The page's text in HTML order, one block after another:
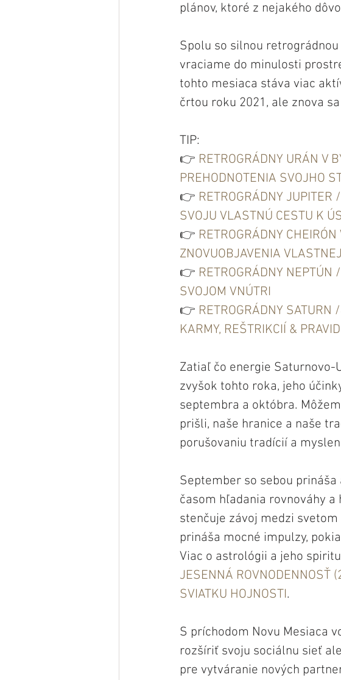
plánov, ktoré z nejakého
Spolu so silnou
vraciame do minulosti
tohto mesiaca stáva viac
črtou roku 2021, ale znova
TIP:
👉 RETROGRÁDNY URÁN V
PREHODNOTENIA SVOJHO
👉 RETROGRÁDNY
SVOJU VLASTNÚ CESTU K
👉 RETROGRÁDNY
ZNOVUOBJAVENIA
👉 RETROGRÁDNY
SVOJOM VNÚTRI
👉 RETROGRÁDNY
KARMY, REŠTRIKCIÍ &
Zatiaľ čo energie Saturnovo-
zvyšok tohto roka, jeho
septembra a októbra.
prišli, naše hranice a naše
porušovaniu tradícií a
September so sebou
časom hľadania rovnováhy
stenčuje závoj medzi
prináša mocné impulzy,
Viac o astrológii a jeho
JESENNÁ ROVNODENNOSŤ
SVIATKU HOJNOSTI.
S príchodom Novu Mesiaca
rozšíriť svoju sociálnu sieť
pre vytváranie nových